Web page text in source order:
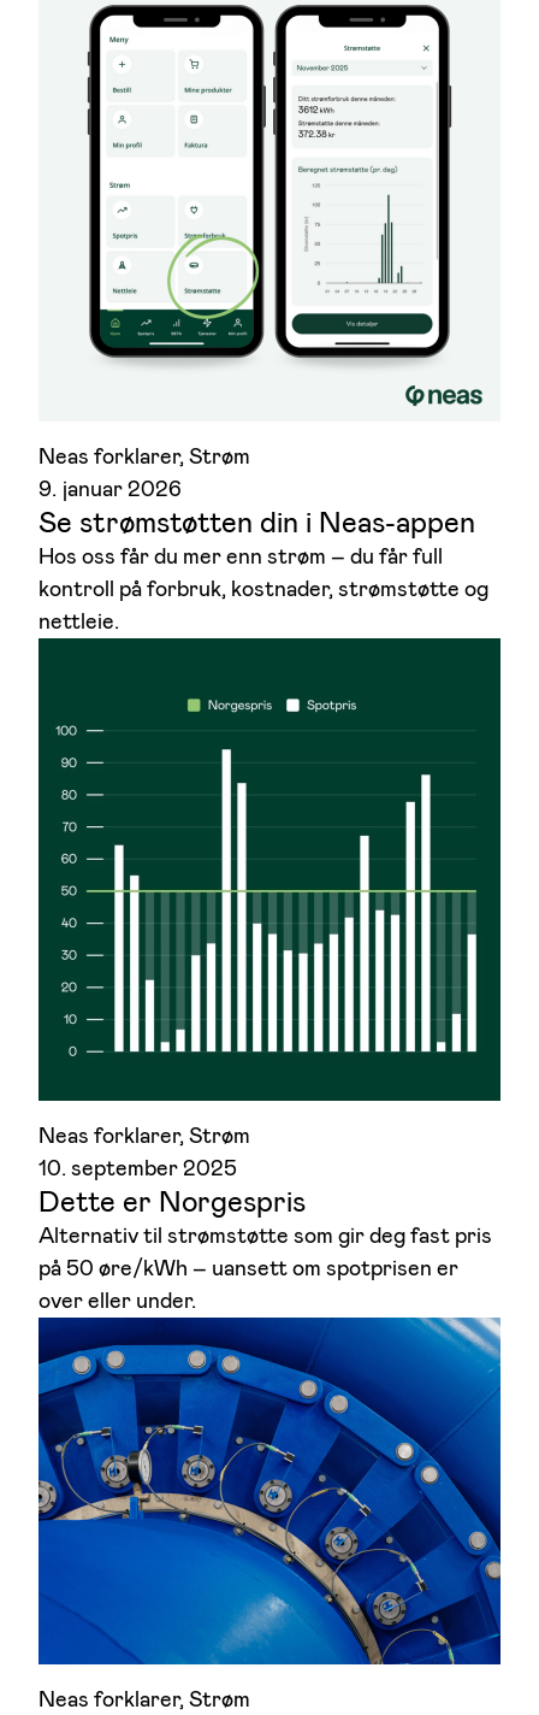
Neas forklarer, Strøm
9. januar 2026
Se strømstøtten din i Neas-appen
Hos oss får du mer enn strøm – du får full
kontroll på forbruk, kostnader, strømstøtte og
nettleie.
Neas forklarer, Strøm
10. september 2025
Dette er Norgespris
Alternativ til strømstøtte som gir deg fast pris
på 50 øre/kWh – uansett om spotprisen er
over eller under.
Neas forklarer, Strøm